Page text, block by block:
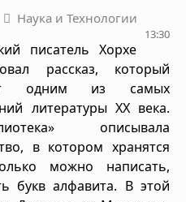
Наука и Технологии
13:30
писатель Хорхе
рассказ, который
одним из самых
литературы XX века.
описывала
в котором хранятся
можно написать,
букв алфавита. В этой